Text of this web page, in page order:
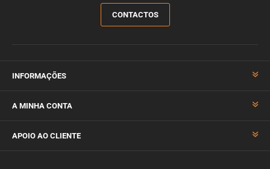
CONTACTOS
INFORMAÇÕES
A MINHA CONTA
APOIO AO CLIENTE